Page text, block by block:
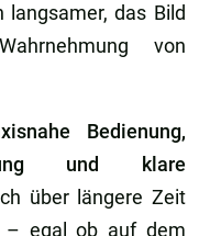
langsamer, das Bild
von
Bedienung,
und klare
über längere Zeit
– egal ob auf dem